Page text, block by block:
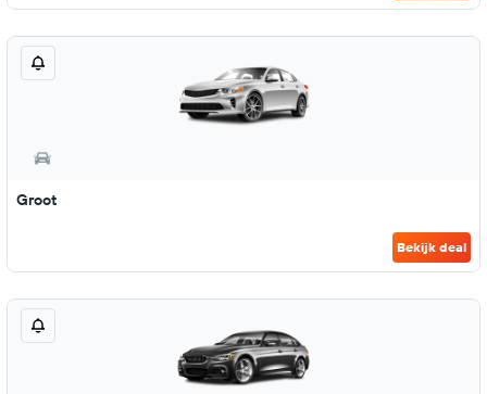
Groot
Bekijk deal